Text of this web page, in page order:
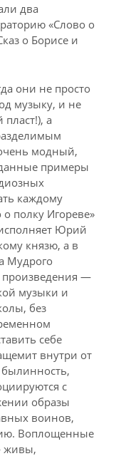
два
«Слово о
о Борисе и
они не просто
музыку, и не
а
модный,
примеры
каждому
полку Игореве»
Юрий
князю, а в
Мудрого
произведения —
музыки и
без
себе
внутри от
с
образы
воинов,
Воплощенные
живы,